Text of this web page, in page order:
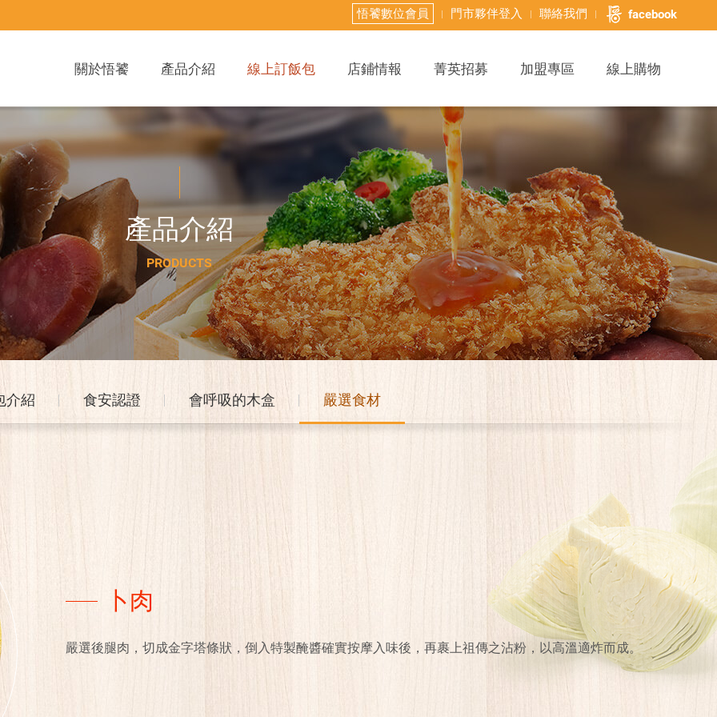
悟饕數位會員 門市夥伴登入 聯絡我們 facebook
關於悟饕 產品介紹 線上訂飯包 店鋪情報 菁英招募 加盟專區 線上購物
產品介紹
PRODUCTS
介紹 食安認證 會呼吸的木盒 嚴選食材
卜肉
嚴選後腿肉，切成金字塔條狀，倒入特製醃醬確實按摩入味後，再裹上祖傳之沾粉，以高溫適炸而成。